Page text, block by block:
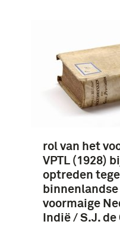
rol van het
VPTL (1928)
optreden
voormaige
Indië / S.J.